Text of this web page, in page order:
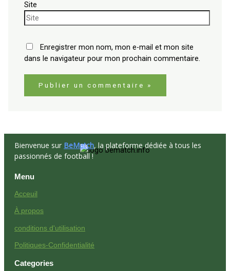
Site
Enregistrer mon nom, mon e-mail et mon site
dans le navigateur pour mon prochain commentaire.
Bienvenue sur BeMatch, la plateforme dédiée à tous les
passionnés de football !
Menu
Acceuil
À propos
conditions d'utilisation
Politiques-Confidentialité
Categories